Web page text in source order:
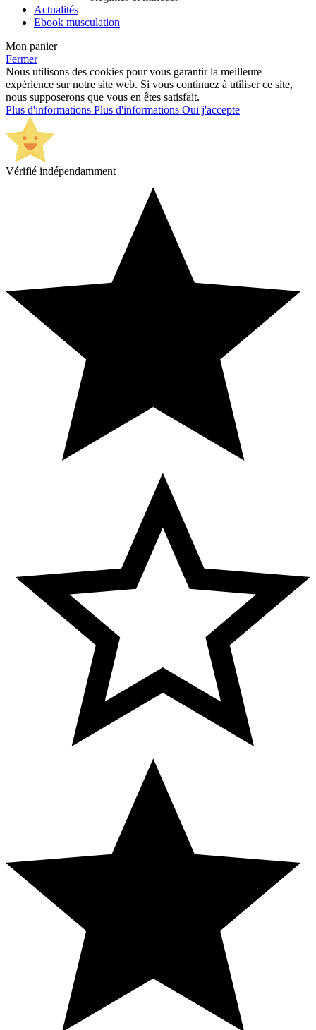
Actualités
Ebook musculation
Mon panier
Fermer
Nous utilisons des cookies pour vous garantir la meilleure
expérience sur notre site web. Si vous continuez à utiliser ce site,
nous supposerons que vous en êtes satisfait.
Plus d'informations Plus d'informations Oui j'accepte
Vérifié indépendamment